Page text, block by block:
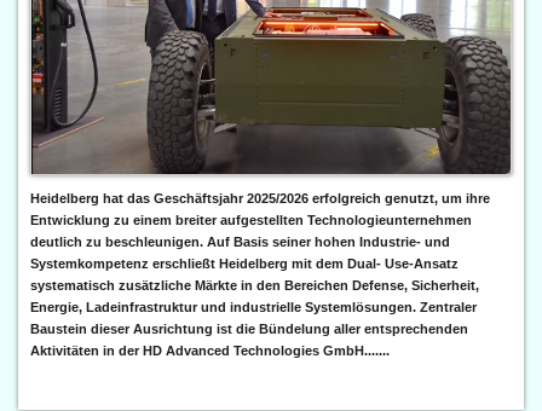
Heidelberg hat das Geschäftsjahr 2025/2026 erfolgreich genutzt, um ihre
Entwicklung zu einem breiter aufgestellten Technologieunternehmen
deutlich zu beschleunigen. Auf Basis seiner hohen Industrie- und
Systemkompetenz erschließt Heidelberg mit dem Dual- Use-Ansatz
systematisch zusätzliche Märkte in den Bereichen Defense, Sicherheit,
Energie, Ladeinfrastruktur und industrielle Systemlösungen. Zentraler
Baustein dieser Ausrichtung ist die Bündelung aller entsprechenden
Aktivitäten in der HD Advanced Technologies GmbH.......